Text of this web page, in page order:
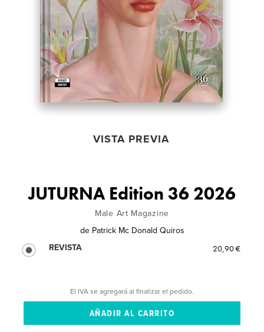
VISTA PREVIA
JUTURNA Edition 36 2026
Male Art Magazine
de Patrick Mc Donald Quiros
REVISTA
20,90 €
El IVA se agregará al finalizar el pedido.